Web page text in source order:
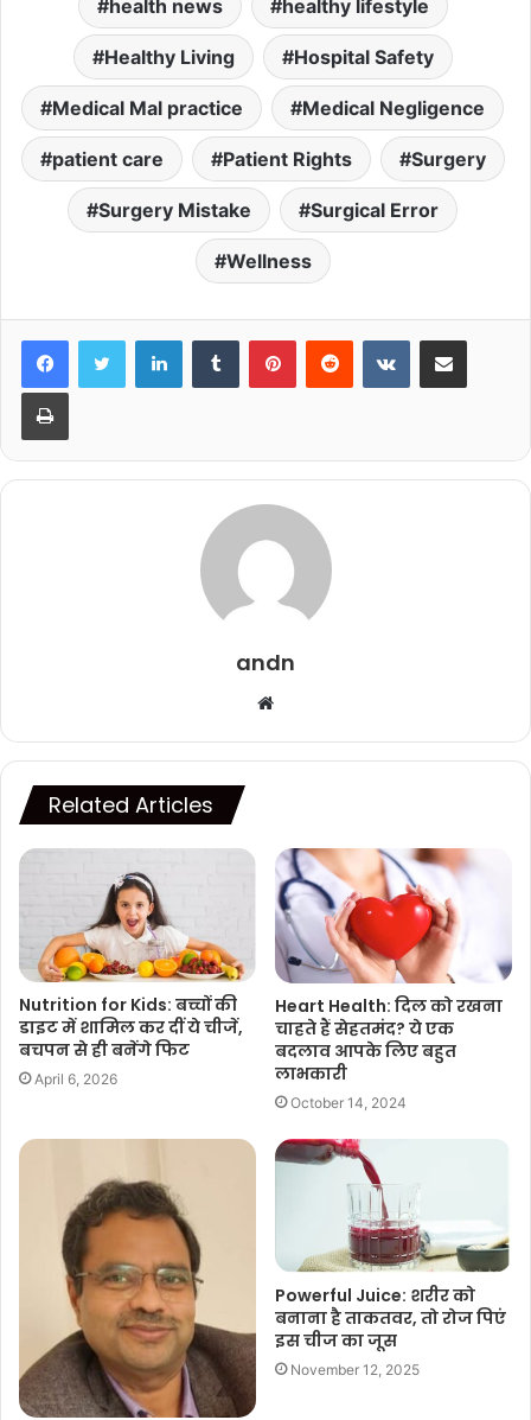
health news healthy lifestyle
Healthy Living Hospital Safety
Medical Mal practice Medical Negligence
patient care Patient Rights Surgery
Surgery Mistake Surgical Error
Wellness
LinkedInTumblr PinterestReddit VKontakteShare via Email
Print
andn
Website
Related Articles
Nutrition for Kids: बच्चों की
डाइट में शामिल कर दीं ये चीजें,
बचपन से ही बनेंगे फिट
April 6, 2026
Heart Health: दिल को रखना
चाहते हैं सेहतमंद? ये एक
बदलाव आपके लिए बहुत
लाभकारी
October 14, 2024
Powerful Juice: शरीर को
बनाना है ताकतवर, तो रोज पिएं
इस चीज का जूस
November 12, 2025